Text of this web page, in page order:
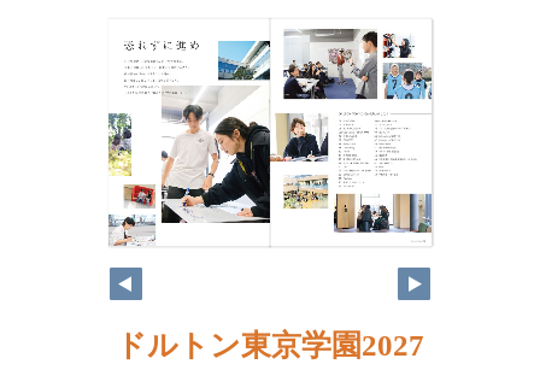
ドルトン東京学園2027